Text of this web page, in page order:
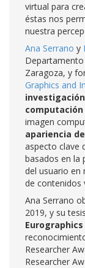
virtual para
éstas nos
nuestra
Ana Serrano y
Zaragoza, y
Graphics and
investigación
imagen
apariencia
aspecto clave
basados en la
del usuario en
de contenidos
Ana Serrano
2019, y su
Researcher
Researcher